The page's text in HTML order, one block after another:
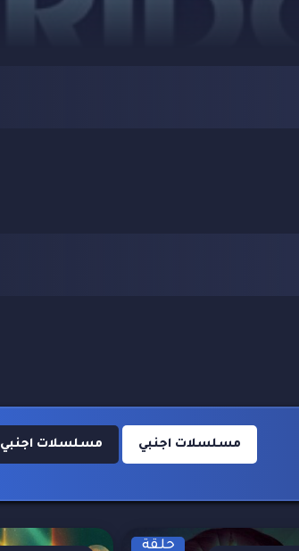
مسلسلات اجنبي مسلسلات اجنبي 2022
حلقة